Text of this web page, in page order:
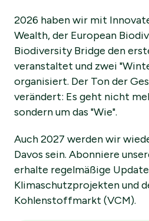
2026 haben wir mit
Wealth, der European
Biodiversity Bridge den
veranstaltet und zwei
organisiert. Der Ton der
verändert: Es geht nicht
sondern um das "Wie".
Auch 2027 werden wir
Davos sein. Abonniere
erhalte regelmäßige
Klimaschutzprojekten und
Kohlenstoffmarkt (VCM).